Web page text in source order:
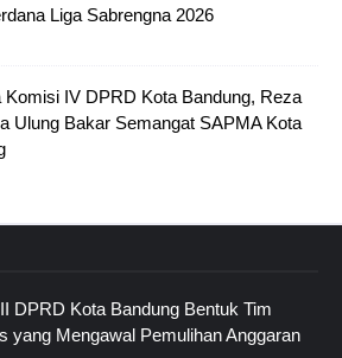
Liga Sabrengna 2026
Komisi IV DPRD Kota Bandung, Reza
Ulung Bakar Semangat SAPMA Kota
DPRD Kota Bandung Bentuk Tim
yang Mengawal Pemulihan Anggaran